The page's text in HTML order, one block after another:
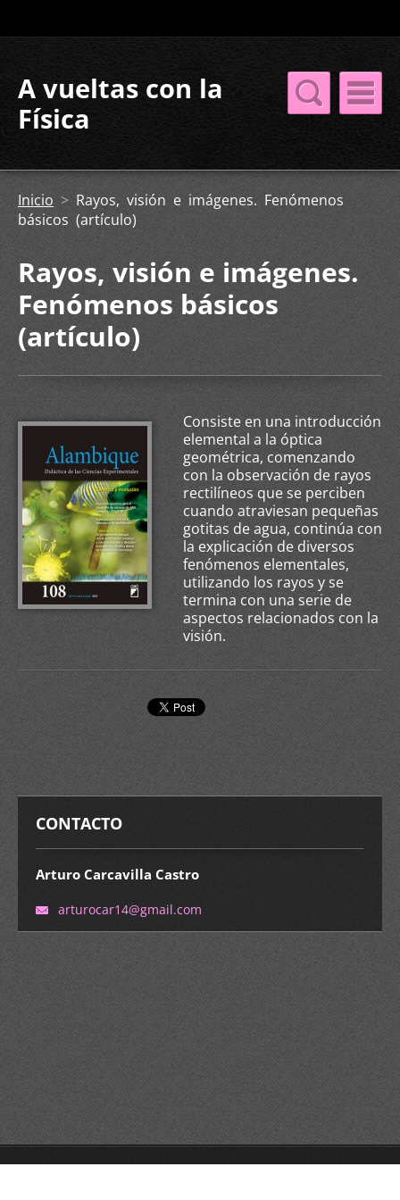
A vueltas con la
Física
Inicio > Rayos, visión e imágenes. Fenómenos
básicos (artículo)
Rayos, visión e imágenes.
Fenómenos básicos
(artículo)
Consiste en una introducción
elemental a la óptica
geométrica, comenzando
con la observación de rayos
rectilíneos que se perciben
cuando atraviesan pequeñas
gotitas de agua, continúa con
la explicación de diversos
fenómenos elementales,
utilizando los rayos y se
termina con una serie de
aspectos relacionados con la
visión.
CONTACTO
Arturo Carcavilla Castro
arturocar14@gmail.com